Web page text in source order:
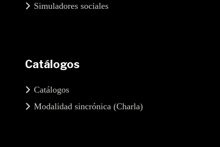
Catálogos
Catálogos
Modalidad sincrónica (Charla)
Simuladores sociales